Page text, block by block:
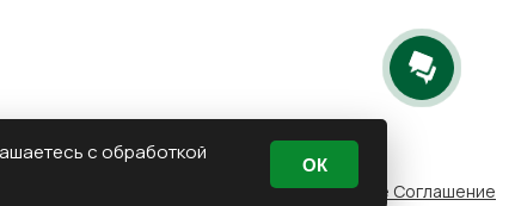
Пользовательское Соглашение
с обработкой
ОК